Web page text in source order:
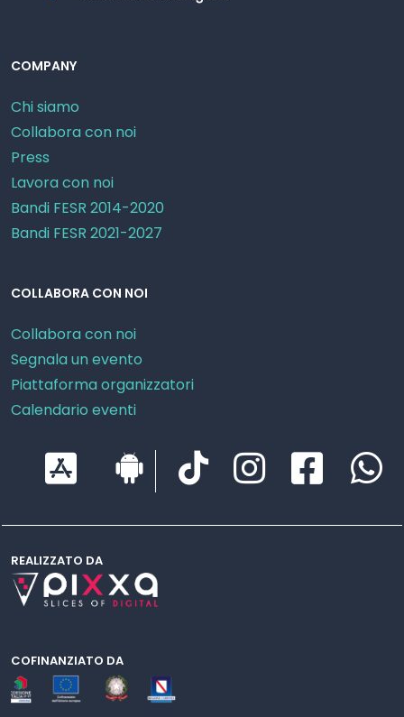
COMPANY
Chi siamo
Collabora con noi
Press
Lavora con noi
Bandi FESR 2014-2020
Bandi FESR 2021-2027
COLLABORA CON NOI
Collabora con noi
Segnala un evento
Piattaforma organizzatori
Calendario eventi
REALIZZATO DA
COFINANZIATO DA